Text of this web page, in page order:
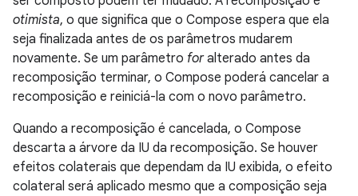
otimista, o que significa que o Compose espera que ela
seja finalizada antes de os parâmetros mudarem
novamente. Se um parâmetro foralterado antes da
recomposição terminar, o Compose poderá cancelar a
recomposição e reiniciá-la com o novo parâmetro.
Quando a recomposição é cancelada, o Compose
descarta a árvore da IU da recomposição. Se houver
efeitos colaterais que dependam da IU exibida, o efeito
colateral será aplicado mesmo que a composição seja